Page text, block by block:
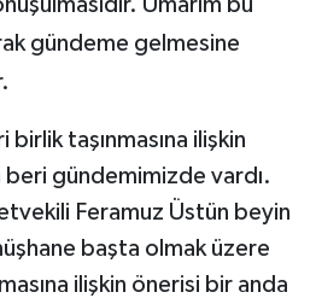
gündeme gelmesine
birlik taşınmasına ilişkin
beri gündemimizde vardı.
Feramuz Üstün beyin
başta olmak üzere
ilişkin önerisi bir anda